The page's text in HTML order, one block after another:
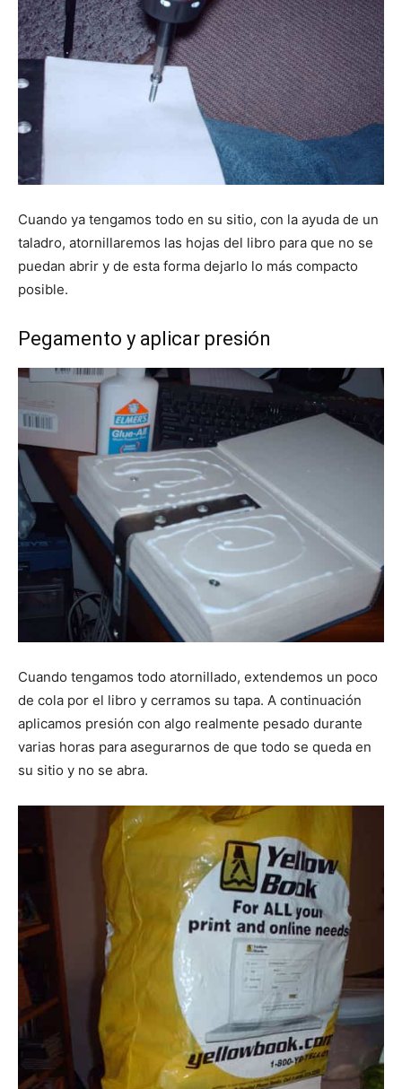
Cuando ya tengamos todo en su sitio, con la ayuda de un
taladro, atornillaremos las hojas del libro para que no se
puedan abrir y de esta forma dejarlo lo más compacto
posible.
Pegamento y aplicar presión
Cuando tengamos todo atornillado, extendemos un poco
de cola por el libro y cerramos su tapa. A continuación
aplicamos presión con algo realmente pesado durante
varias horas para asegurarnos de que todo se queda en
su sitio y no se abra.